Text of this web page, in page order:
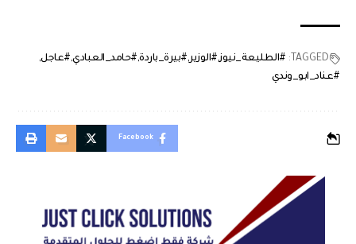
TAGGED: #الطليعة_نيوز #الوزير #بيرة_باردة #حامد_العبادي #عاجل
#عناد_ابو_وندي
Facebook